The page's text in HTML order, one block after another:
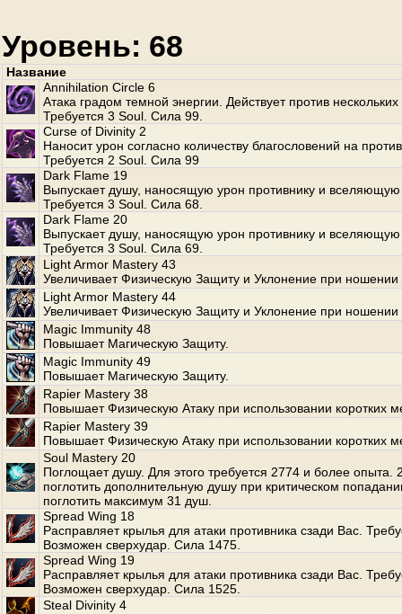
Уровень: 68
Название
Annihilation Circle 6
Атака градом темной энергии. Действует против
Требуется 3 Soul. Сила 99.
Curse of Divinity 2
Наносит урон согласно количеству благословений на
Требуется 2 Soul. Сила 99
Dark Flame 19
Выпускает душу, наносящую урон противнику и вселяющую
Требуется 3 Soul. Сила 68.
Dark Flame 20
Выпускает душу, наносящую урон противнику и вселяющую
Требуется 3 Soul. Сила 69.
Light Armor Mastery 43
Увеличивает Физическую Защиту и Уклонение при ношении
Light Armor Mastery 44
Увеличивает Физическую Защиту и Уклонение при ношении
Magic Immunity 48
Повышает Магическую Защиту.
Magic Immunity 49
Повышает Магическую Защиту.
Rapier Mastery 38
Повышает Физическую Атаку при использовании коротких
Rapier Mastery 39
Повышает Физическую Атаку при использовании коротких
Soul Mastery 20
Поглощает душу. Для этого требуется 2774 и более опыта.
поглотить дополнительную душу при критическом
поглотить максимум 31 душ.
Spread Wing 18
Расправляет крылья для атаки противника сзади Вас.
Возможен сверхудар. Сила 1475.
Spread Wing 19
Расправляет крылья для атаки противника сзади Вас.
Возможен сверхудар. Сила 1525.
Steal Divinity 4